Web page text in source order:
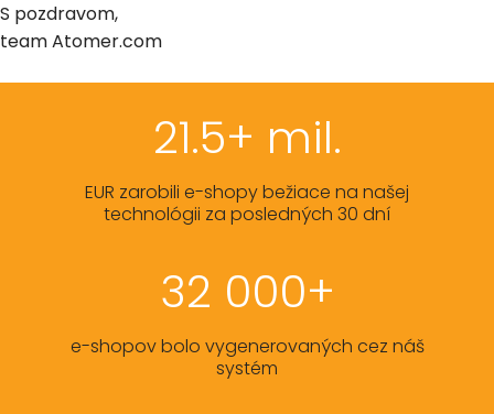
S pozdravom,
team Atomer.com
21.5+ mil.
EUR zarobili e-shopy bežiace na našej
technológii za posledných 30 dní
32 000+
e-shopov bolo vygenerovaných cez náš
systém